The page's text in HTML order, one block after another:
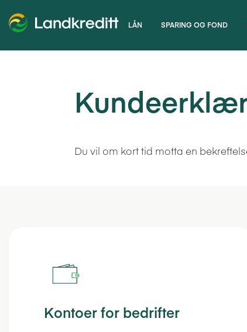
LÅN SPARING OG FOND
Du vil om kort tid motta en
Kontoer for bedrifter